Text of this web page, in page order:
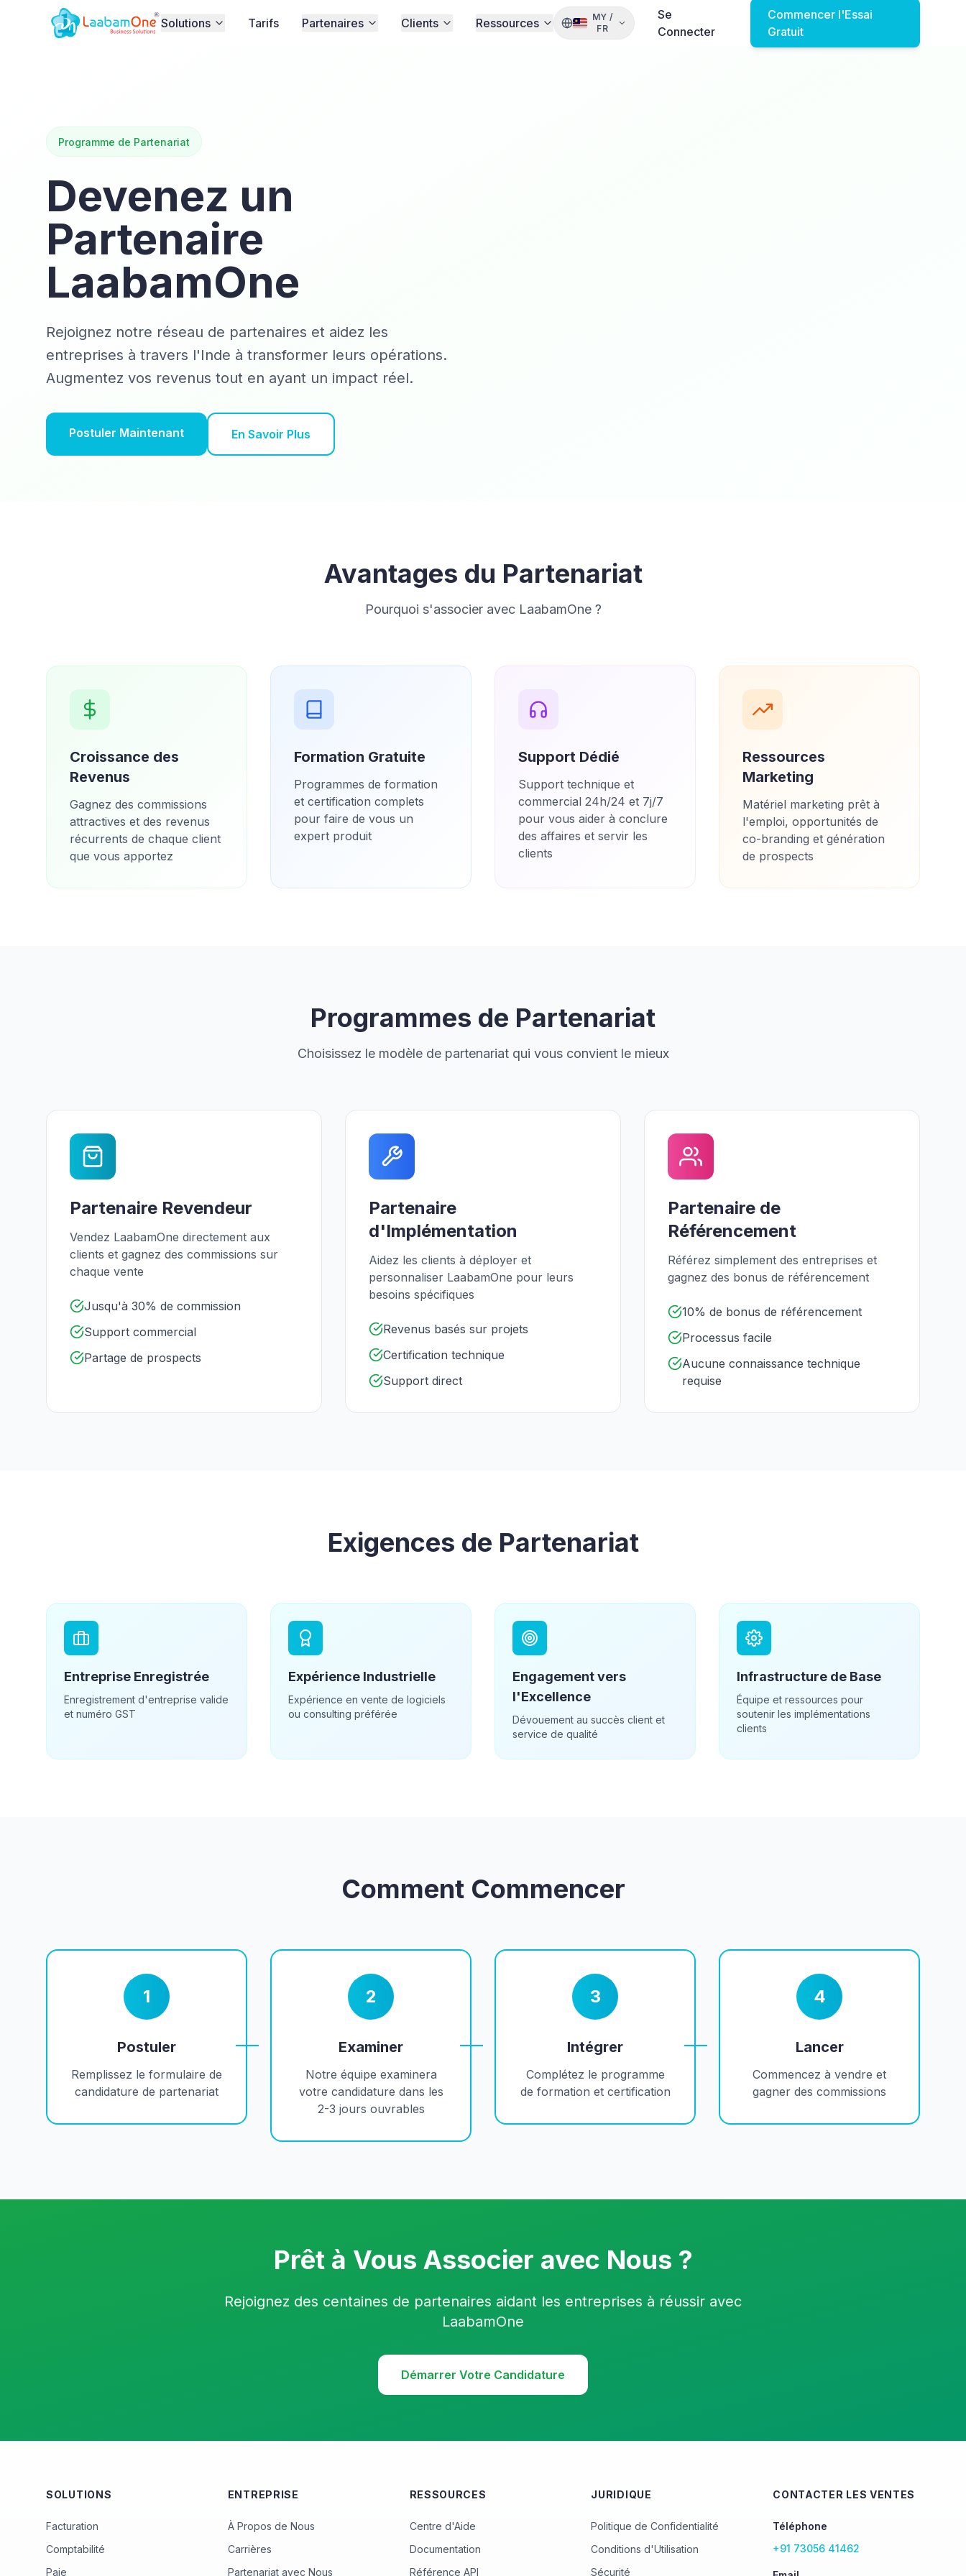
Solutions Tarifs Partenaires Clients Ressources MY /
FR
Se
Connecter
Commencer l'Essai
Gratuit
Programme de Partenariat
Devenez un
Partenaire
LaabamOne
Rejoignez notre réseau de partenaires et aidez les
entreprises à travers l'Inde à transformer leurs opérations.
Augmentez vos revenus tout en ayant un impact réel.
Postuler Maintenant En Savoir Plus
Avantages du Partenariat
Pourquoi s'associer avec LaabamOne ?
Croissance des
Revenus
Gagnez des commissions
attractives et des revenus
récurrents de chaque client
que vous apportez
Formation Gratuite
Programmes de formation
et certification complets
pour faire de vous un
expert produit
Support Dédié
Support technique et
commercial 24h/24 et 7j/7
pour vous aider à conclure
des affaires et servir les
clients
Ressources
Marketing
Matériel marketing prêt à
l'emploi, opportunités de
co-branding et génération
de prospects
Programmes de Partenariat
Choisissez le modèle de partenariat qui vous convient le mieux
Partenaire Revendeur
Vendez LaabamOne directement aux
clients et gagnez des commissions sur
chaque vente
Jusqu'à 30% de commission
Support commercial
Partage de prospects
Partenaire
d'Implémentation
Aidez les clients à déployer et
personnaliser LaabamOne pour leurs
besoins spécifiques
Revenus basés sur projets
Certification technique
Support direct
Partenaire de
Référencement
Référez simplement des entreprises et
gagnez des bonus de référencement
10% de bonus de référencement
Processus facile
Aucune connaissance technique
requise
Exigences de Partenariat
Entreprise Enregistrée
Enregistrement d'entreprise valide
et numéro GST
Expérience Industrielle
Expérience en vente de logiciels
ou consulting préférée
Engagement vers
l'Excellence
Dévouement au succès client et
service de qualité
Infrastructure de Base
Équipe et ressources pour
soutenir les implémentations
clients
Comment Commencer
1
Postuler
Remplissez le formulaire de
candidature de partenariat
2
Examiner
Notre équipe examinera
votre candidature dans les
2-3 jours ouvrables
3
Intégrer
Complétez le programme
de formation et certification
4
Lancer
Commencez à vendre et
gagner des commissions
Prêt à Vous Associer avec Nous ?
Rejoignez des centaines de partenaires aidant les entreprises à réussir avec
LaabamOne
Démarrer Votre Candidature
SOLUTIONS
Facturation
Comptabilité
Paie
ENTREPRISE
À Propos de Nous
Carrières
Partenariat avec Nous
RESSOURCES
Centre d'Aide
Documentation
Référence API
JURIDIQUE
Politique de Confidentialité
Conditions d'Utilisation
Sécurité
CONTACTER LES VENTES
Téléphone
+91 73056 41462